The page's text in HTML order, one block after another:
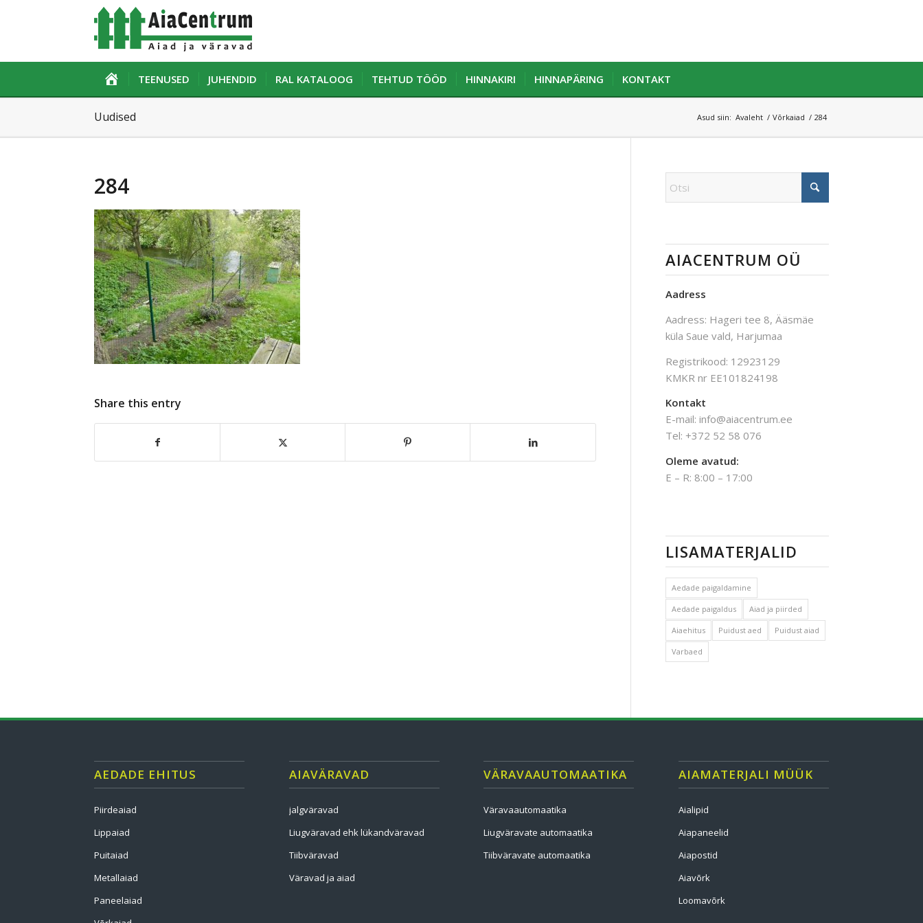
ESILEHT
TEENUSED JUHENDID RAL KATALOOG TEHTUD TÖÖD HINNAKIRI HINNAPÄRING KONTAKT
Uudised Asud siin: Avaleht / Võrkaiad / 284
284
Share this entry
AIACENTRUM OÜ
Aadress
Aadress: Hageri tee 8, Ääsmäe
küla Saue vald, Harjumaa
Registrikood: 12923129
KMKR nr EE101824198
Kontakt
E-mail: info@aiacentrum.ee
Tel: +372 52 58 076
Oleme avatud:
E – R: 8:00 – 17:00
LISAMATERJALID
Aedade paigaldamine
Aedade paigaldus Aiad ja piirded
Aiaehitus Puidust aed Puidust aiad
Varbaed
AEDADE EHITUS
Piirdeaiad
Lippaiad
Puitaiad
Metallaiad
Paneelaiad
AIAVÄRAVAD
jalgväravad
Liugväravad ehk lükandväravad
Tiibväravad
Väravad ja aiad
VÄRAVAAUTOMAATIKA
Väravaautomaatika
Liugväravate automaatika
Tiibväravate automaatika
AIAMATERJALI MÜÜK
Aialipid
Aiapaneelid
Aiapostid
Aiavõrk
Loomavõrk